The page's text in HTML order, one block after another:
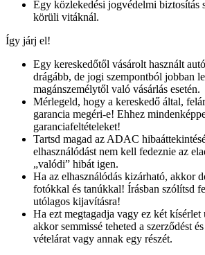
Egy közlekedési jogvédelmi biztosítás
körüli vitáknál.
Így járj el!
Egy kereskedőtől vásárolt használt
drágább, de jogi szempontból jobban
magánszemélytől való vásárlás esetén.
Mérlegeld, hogy a kereskedő által,
garancia megéri-e! Ehhez
garanciafeltételeket!
Tartsd magad az ADAC
elhasználódást nem kell fedeznie az
„valódi” hibát igen.
Ha az elhasználódás kizárható, akkor
fotókkal és tanúkkal! Írásban szólítsd
utólagos kijavításra!
Ha ezt megtagadja vagy ez két kísérlet
akkor semmissé teheted a szerződést
vételárat vagy annak egy részét.